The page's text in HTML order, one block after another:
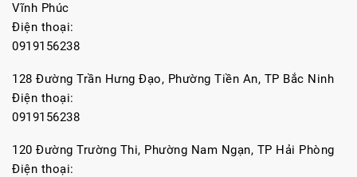
Vĩnh Phúc
Điện thoại:
0919156238
128 Đường Trần Hưng Đạo, Phường Tiền An, TP Bắc Ninh
Điện thoại:
0919156238
120 Đường Trường Thi, Phường Nam Ngạn, TP Hải Phòng
Điện thoại: